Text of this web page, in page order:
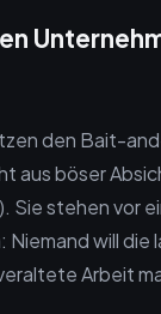
den Bait-
aus böser
Sie stehen vor
Niemand will die
Arbeit